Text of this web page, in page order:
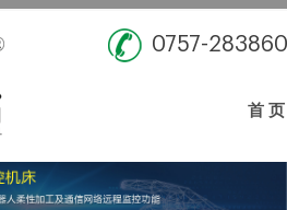
0757-
首 页